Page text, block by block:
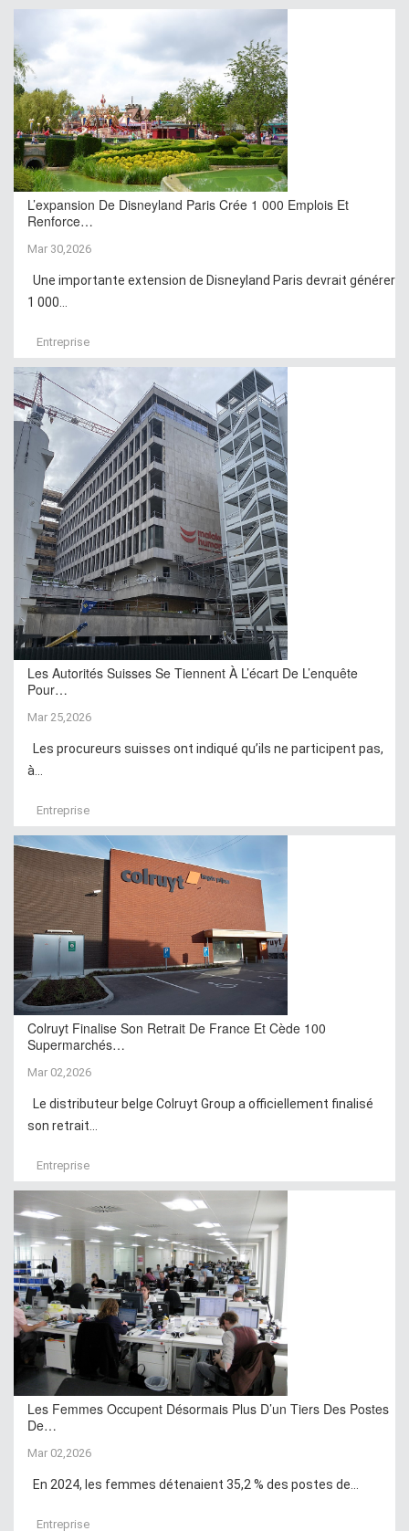
L’expansion De Disneyland Paris Crée 1 000 Emplois Et
Renforce…
Mar 30,2026
Une importante extension de Disneyland Paris devrait générer
1 000...
Entreprise
Les Autorités Suisses Se Tiennent À L’écart De L’enquête
Pour…
Mar 25,2026
Les procureurs suisses ont indiqué qu’ils ne participent pas,
à...
Entreprise
Colruyt Finalise Son Retrait De France Et Cède 100
Supermarchés…
Mar 02,2026
Le distributeur belge Colruyt Group a officiellement finalisé
son retrait...
Entreprise
Les Femmes Occupent Désormais Plus D’un Tiers Des Postes
De…
Mar 02,2026
En 2024, les femmes détenaient 35,2 % des postes de...
Entreprise